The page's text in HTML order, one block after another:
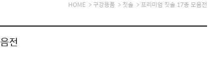
HOME >구강용품 > 칫솔 > 프리미엄 칫솔 17종 모음전
전